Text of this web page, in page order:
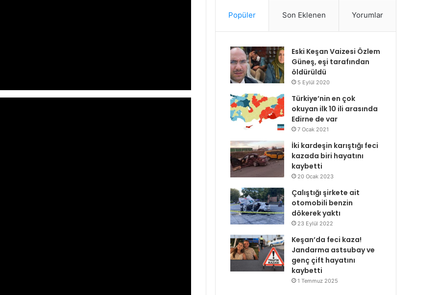
Popüler Son Eklenen Yorumlar
Eski Keşan Vaizesi Özlem
Güneş, eşi tarafından
öldürüldü
5 Eylül 2020
Türkiye’nin en çok
okuyan ilk 10 ili arasında
Edirne de var
7 Ocak 2021
İki kardeşin karıştığı feci
kazada biri hayatını
kaybetti
20 Ocak 2023
Çalıştığı şirkete ait
otomobili benzin
dökerek yaktı
23 Eylül 2022
Keşan’da feci kaza!
Jandarma astsubay ve
genç çift hayatını
kaybetti
1 Temmuz 2025